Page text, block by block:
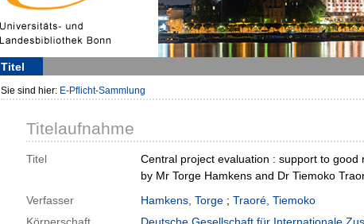
Titel
Sie sind hier: E-Pflicht-Sammlung
Titelaufnahme
Titel
Central project evaluation : support to
by Mr Torge Hamkens and Dr Tiemoko
Verfasser
Hamkens, Torge ; Traoré, Tiemoko